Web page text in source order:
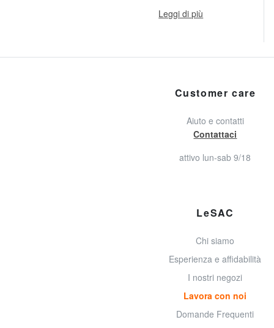
Leggi di più
Customer care
Aiuto e contatti
Contattaci
attivo lun-sab 9/18
LeSAC
Chi siamo
Esperienza e affidabilità
I nostri negozi
Lavora con noi
Domande Frequenti